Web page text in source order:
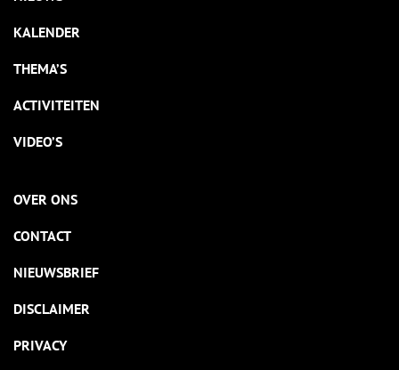
KALENDER
THEMA’S
ACTIVITEITEN
VIDEO’S
OVER ONS
CONTACT
NIEUWSBRIEF
DISCLAIMER
PRIVACY